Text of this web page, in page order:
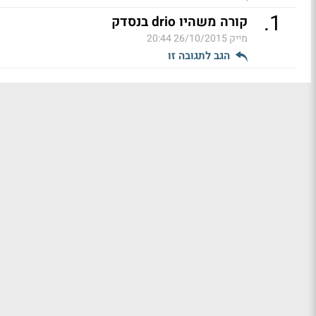
1
. קורה משהיו drio בנסדק
מייק26/10/2015 20:44
הגב לתגובה זו